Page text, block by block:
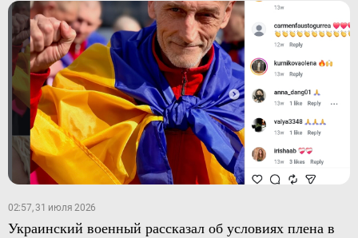
02:57, 31 июля 2026
Украинский военный рассказал об условиях плена в